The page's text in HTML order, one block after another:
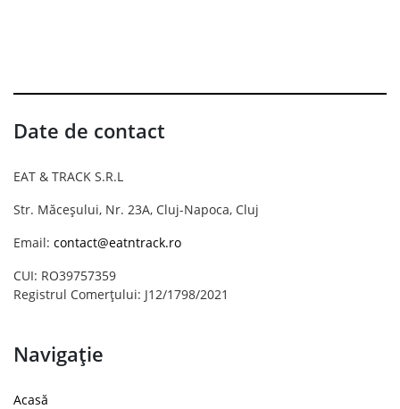
Date de contact
EAT & TRACK S.R.L
Str. Măceșului, Nr. 23A, Cluj-Napoca, Cluj
Email: contact@eatntrack.ro
CUI: RO39757359
Registrul Comerțului: J12/1798/2021
Navigație
Acasă